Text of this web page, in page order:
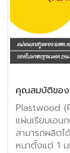
คุณสมบัติของ
Plastwood
แผ่นเรียบเอนก
สามารถผลิต
หนาตั้งแต่ 1